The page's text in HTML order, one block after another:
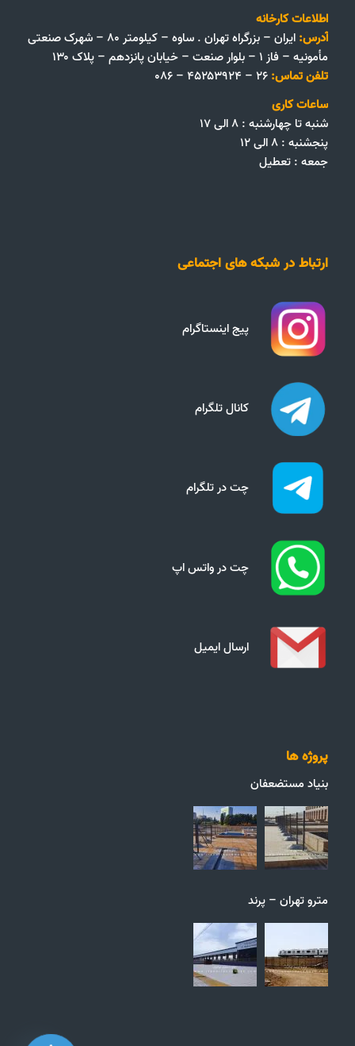
اطلاعات کارخانه
آدرس:
ایران – بزرگراه تهران . ساوه – کیلومتر ۸۰ – شهرک صنعتی
مأمونیه – فاز ۱ – بلوار صنعت – خیابان پانزدهم – پلاک ۱۳۰
تلفن تماس:
ساعات کاری
شنبه تا چهارشنبه : ۸ الی ۱۷
پنجشنبه : ۸ الی ۱۲
جمعه‌ :‌ تعطیل
ارتباط در شبکه های اجتماعی
پیج اینستاگرام
کانال تلگرام
چت در تلگرام
چت در واتس اپ
ارسال ایمیل
پروژه ها
بنیاد مستضعفان
مترو تهران – پرند